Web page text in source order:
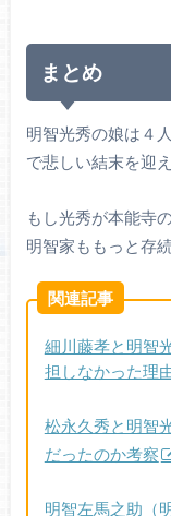
まとめ
明智光秀の娘は４
で悲しい結末を迎
もし光秀が本能寺
明智家ももっと存
関連記事
細川藤孝と明智
担しなかった理
松永久秀と明智
だったのか考察
明智左馬之助（